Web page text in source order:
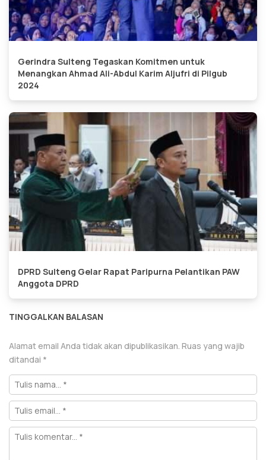
Gerindra Sulteng Tegaskan Komitmen untuk
Menangkan Ahmad Ali-Abdul Karim Aljufri di Pilgub
2024
DPRD Sulteng Gelar Rapat Paripurna Pelantikan PAW
Anggota DPRD
TINGGALKAN BALASAN
Alamat email Anda tidak akan dipublikasikan. Ruas yang wajib
ditandai *